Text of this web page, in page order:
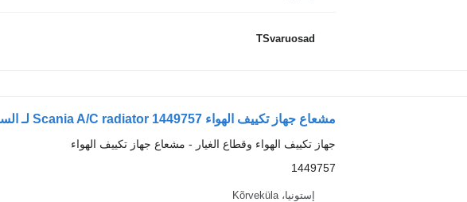
TSvaruosad
مشعاع جهاز تكييف الهواء Scania A/C radiator 1449757 لـ السيارات القاطرة Scania R420
جهاز تكييف الهواء وقطاع الغيار - مشعاع جهاز تكييف الهواء
1449757
إستونيا، Kõrveküla